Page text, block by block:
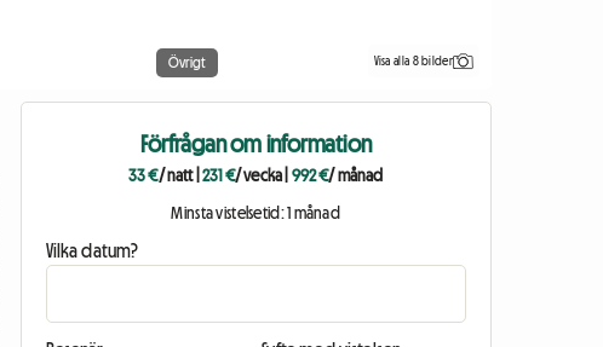
Övrigt Visa alla 8 bilder
Förfrågan om information
33 €/ natt|231 €/ vecka 992 €/ månad
Minsta vistelsetid: 1 månad
Vilka datum?